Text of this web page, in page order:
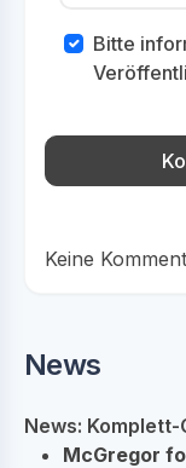
Bitte
Keine
News
News:
McGregor